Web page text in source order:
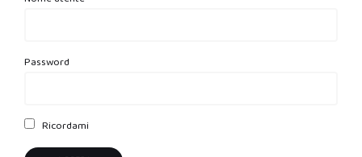
Password
Ricordami